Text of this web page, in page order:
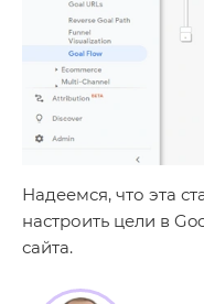
Надеемся, что эта
настроить цели в
сайта.